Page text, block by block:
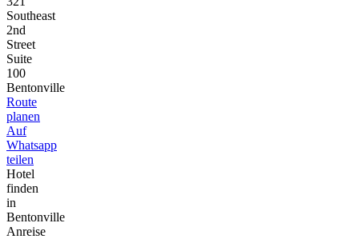
Southeast
2nd
Street
Suite
100
Bentonville
Route
planen
Auf
Whatsapp
teilen
Hotel
finden
in
Bentonville
Anreise